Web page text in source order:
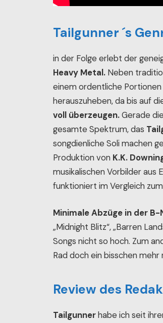
Tailgunner ´s
in der Folge erlebt der
Heavy Metal. Neben
einem ordentliche
herauszuheben, da bis auf
voll überzeugen.Gerade
gesamte Spektrum, das
songdienliche Soli machen
Produktion von K.K.
musikalischen Vorbilder aus
funktioniert im Vergleich
Minimale Abzüge in der B-
„Midnight Blitz“, „Barren
Songs nicht so hoch. Zum
Rad doch ein bisschen
Review des
Tailgunnerhabe ich seit